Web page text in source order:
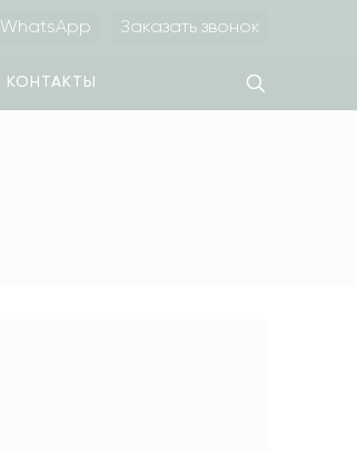
WhatsApp Заказать звонок
КОНТАКТЫ